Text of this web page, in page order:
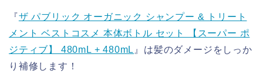
『ザ パブリック オーガニック シャンプー & トリート
メント ベストコスメ 本体ボトル セット 【スーパー ポ
ジティブ】 480mL + 480mL 』は髪のダメージをしっか
り補修します！